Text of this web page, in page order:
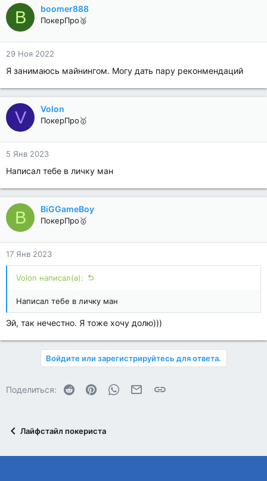
B boomer888
ПокерПро🥈
29 Ноя 2022
Я занимаюсь майнингом. Могу дать пару реконмендаций
V Volon
ПокерПро🥇
5 Янв 2023
Написал тебе в личку ман
B BiGGameBoy
ПокерПро🥇
17 Янв 2023
Volon написал(а):
Написал тебе в личку ман
Эй, так нечестно. Я тоже хочу долю)))
Войдите или зарегистрируйтесь для ответа.
Поделиться: Reddit PinterestWhatsAppЭлектронная почта
Ссылка
Лайфстайл покериста